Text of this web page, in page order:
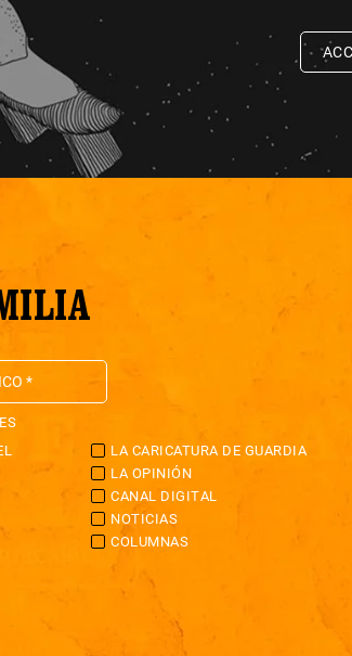
LA CARICATURA DE GUARDIA
LA OPINIÓN
CANAL DIGITAL
NOTICIAS
COLUMNAS